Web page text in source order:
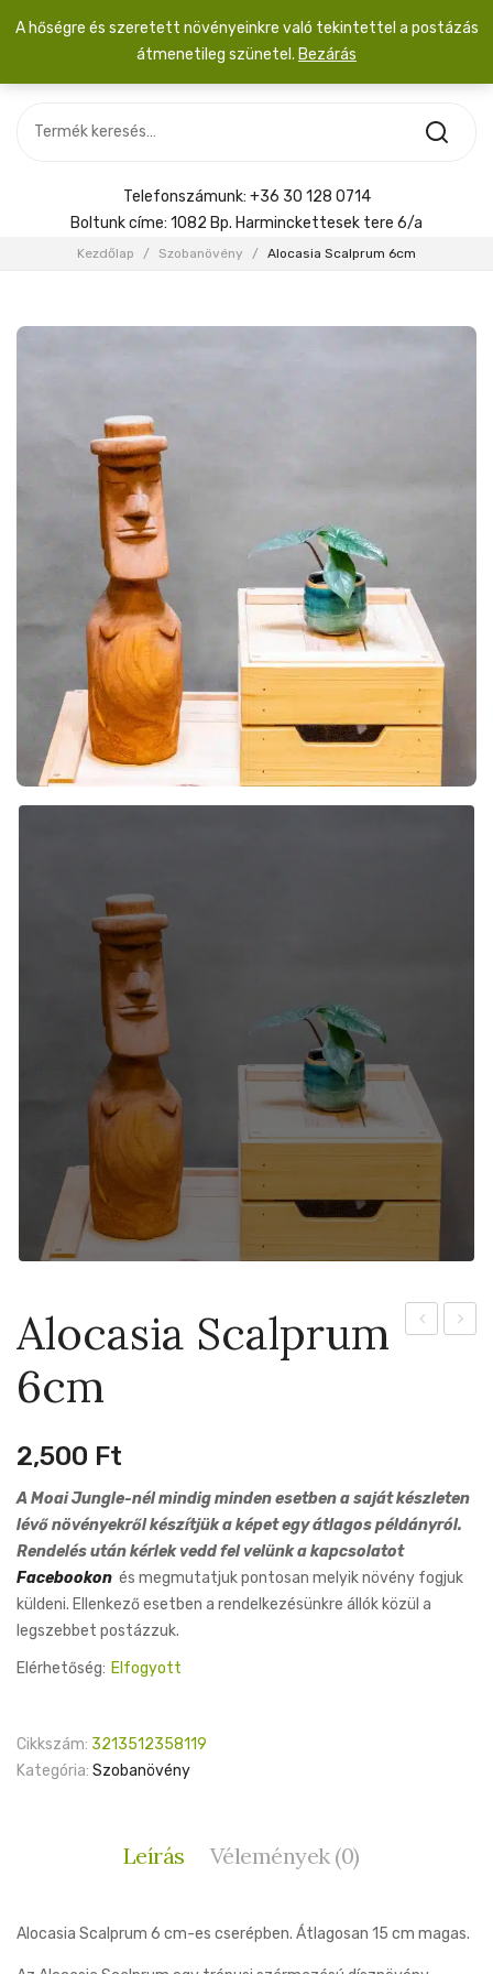
SZOBANÖVÉNY
KIEGÉSZÍTŐK
Menyasszonyi csokor
Telefonszámunk: +36 30 128 0714
Boltunk címe: 1082 Bp. Harminckettesek tere 6/a
Kezdőlap / Szobanövény / Alocasia Scalprum 6cm
Alocasia Scalprum
6cm
2,500 Ft
A Moai Jungle-nél mindig minden esetben a saját készleten
lévő növényekről készítjük a képet egy átlagos példányról.
Rendelés után kérlek vedd fel velünk a kapcsolatot
Facebookon és megmutatjuk pontosan melyik növény fogjuk
küldeni. Ellenkező esetben a rendelkezésünkre állók közül a
legszebbet postázzuk.
Elérhetőség: Elfogyott
Cikkszám: 3213512358119
Kategória: Szobanövény
Leírás Vélemények (0)
Alocasia Scalprum 6 cm-es cserépben. Átlagosan 15 cm magas.
A hőségre és szeretett növényeinkre való tekintettel a postázás
átmenetileg szünetel. Bezárás